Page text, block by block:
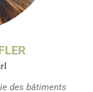
des bâtiments